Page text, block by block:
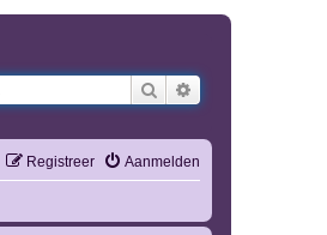
Zoek
Aanmelden
Registreer